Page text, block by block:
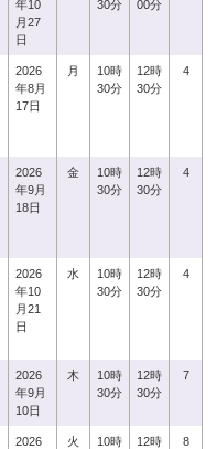
年10
月27
日
30分
00分
2026
年8月
17日
月
10時
30分
12時
30分
4
2026
年9月
18日
金
10時
30分
12時
30分
4
2026
年10
月21
日
水
10時
30分
12時
30分
4
2026
年9月
10日
木
10時
30分
12時
30分
7
2026
火
10時
12時
8